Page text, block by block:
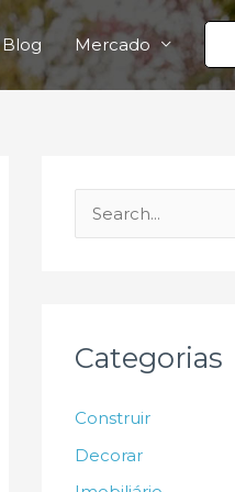
Blog Mercado
e
i
r
Categorias
Construir
Decorar